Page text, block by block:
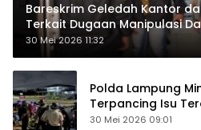
Bareskrim Geledah Kantor
Terkait Dugaan Manipulasi
30 Mei 2026 11:32
Polda Lampung
Terpancing Isu
Keamanan
30 Mei 2026 09:01